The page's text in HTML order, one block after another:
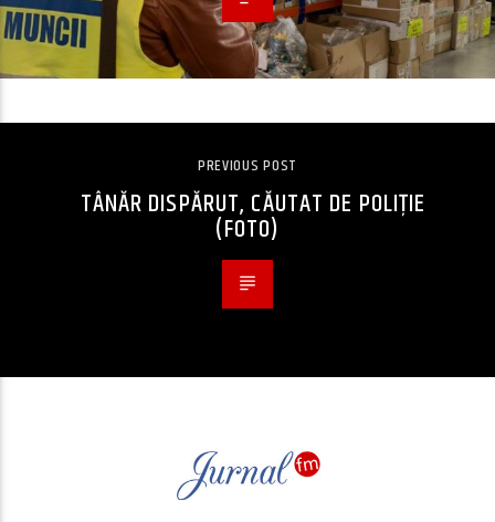
PREVIOUS POST
TÂNĂR DISPĂRUT, CĂUTAT DE POLIȚIE
(FOTO)